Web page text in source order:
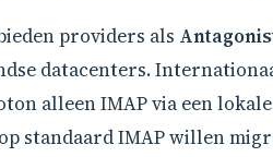
providers als
datacenters.
alleen IMAP via een
standaard IMAP willen